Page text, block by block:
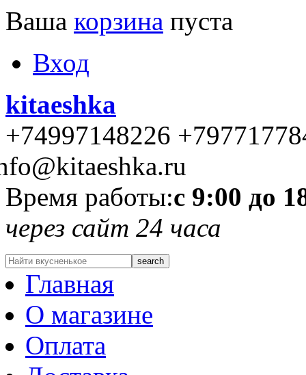
Ваша корзина пуста
Вход
kitaeshka
+74997148226
Время работы:с 9:00 до
через сайт 24 часа
Главная
О магазине
Оплата